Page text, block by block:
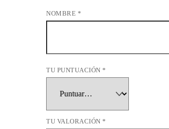
NOMBRE *
TU PUNTUACIÓN*
TU VALORACIÓN*